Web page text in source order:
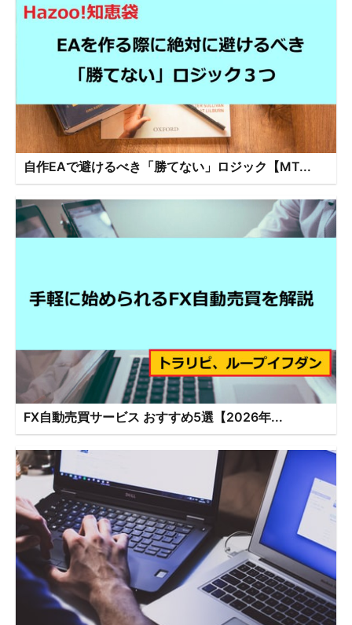
自作EAで避けるべき「勝てない」ロジック【MT...
FX自動売買サービス おすすめ5選【2026年...